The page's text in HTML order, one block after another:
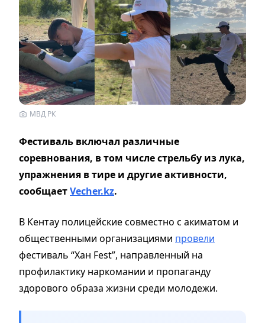
МВД РК
Фестиваль включал различные
соревнования, в том числе стрельбу из лука,
упражнения в тире и другие активности,
сообщаетVecher.kz.
В Кентау полицейские совместно с акиматом и
общественными организациями провели
фестиваль “Хан Fest”, направленный на
профилактику наркомании и пропаганду
здорового образа жизни среди молодежи.